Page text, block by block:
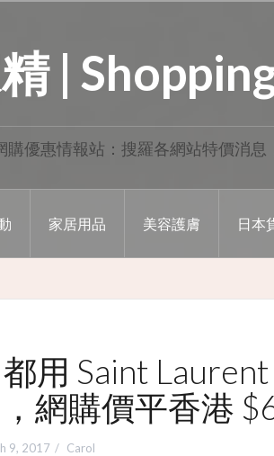
|
購優惠情報站：搜羅各網站特價消息
家居用品 美容護膚 日本
用 Saint Laurent
網購價平香港
9, 2017 Carol